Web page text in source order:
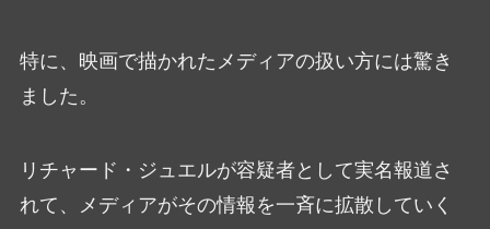
特に、映画で描かれたメディアの扱い方には驚き
ました。
リチャード・ジュエルが容疑者として実名報道さ
れて、メディアがその情報を一斉に拡散していく